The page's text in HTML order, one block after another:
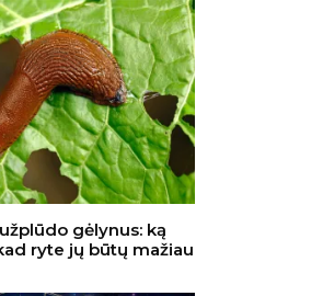
gėlynus: ką
ryte jų būtų mažiau